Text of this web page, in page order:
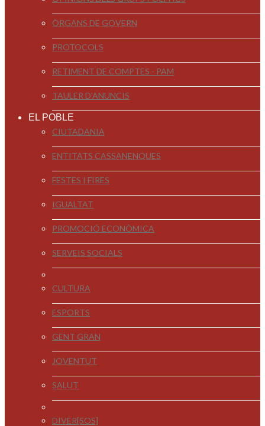
ÒRGANS DE GOVERN
PROTOCOLS
RETIMENT DE COMPTES - PAM
TAULER D'ANUNCIS
EL POBLE
CIUTADANIA
ENTITATS CASSANENQUES
FESTES I FIRES
IGUALTAT
PROMOCIÓ ECONÒMICA
SERVEIS SOCIALS
CULTURA
ESPORTS
GENT GRAN
JOVENTUT
SALUT
DIVER[SOS]